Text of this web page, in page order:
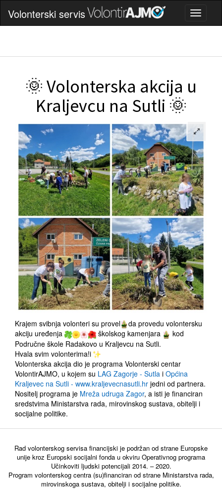
Volonterski servis
🌞 Volonterska akcija u
Kraljevcu na Sutli 🌞
Krajem svibnja volonteri su provel
da provedu volontersku
akciju uređenja
školskog kamenjara
kod
Područne škole Radakovo u Kraljevcu na Sutli.
Hvala svim volonterima!i
Volonterska akcija dio je programa Volonterski centar
VolontirAJMO, u kojem su LAG Zagorje - Sutla i Općina
Kraljevec na Sutli - www.kraljevecnasutli.hr jedni od partnera.
Nositelj programa je Mreža udruga Zagor, a isti je financiran
sredstvima Ministarstva rada, mirovinskog sustava, obitelji i
socijalne politike.
Rad volonterskog servisa financijski je podržan od strane Europske
unije kroz Europski socijalni fonda u okviru Operativnog programa
Učinkoviti ljudski potencijali 2014. – 2020.
Program volonterskog centra (su)financiran od strane Ministarstva rada,
mirovinskoga sustava, obitelji i socijalne politike.